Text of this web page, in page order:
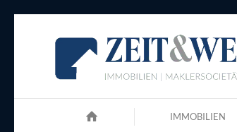
IMMOBILIEN